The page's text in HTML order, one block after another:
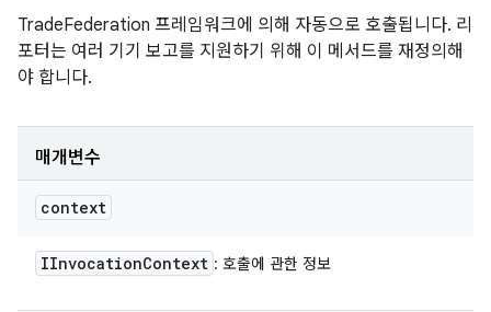
TradeFederation 프레임워크에 의해 자동으로 호출됩니다. 리
포터는 여러 기기 보고를 지원하기 위해 이 메서드를 재정의해
야 합니다.
매개변수
context
IInvocationContext : 호출에 관한 정보